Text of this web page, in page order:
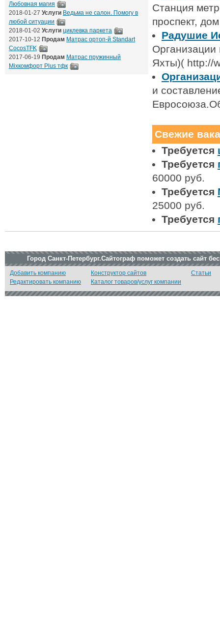
Станция
проспект,
Радушие
Яхты)( http://
и
Свежие
Требуется
Требуется
60000 руб.
Требуется
25000 руб.
Требуется
Любовная магия
2018-01-27 Услуги Ведьма не салон. Помогу в
любой ситуации
2018-01-02 Услуги циклевка паркета
2017-10-12 Продам Матрас ортоп-й Standart
CocosTFK
2017-06-19 Продам Матрас пружинный
Mixкомфорт Plus тфк
Город Санкт-Петербург.Сайтограф поможет создать сайт
Добавить компанию
Редактировать компанию
Конструктор сайтов
Каталог товаров/услуг компании
Статьи